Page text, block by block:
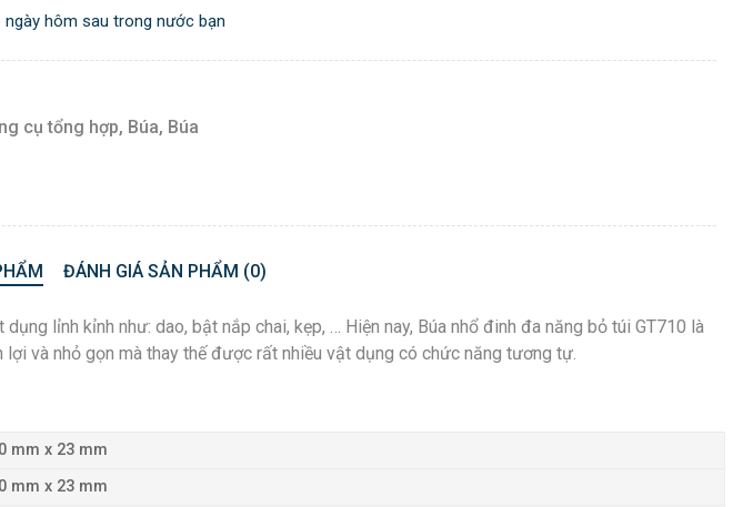
ngày hôm sau trong nước bạn
cụ tổng hợp, Búa, Búa
ĐÁNH GIÁ SẢN PHẨM (0)
lỉnh kỉnh như: dao, bật nắp chai, kẹp, … Hiện nay, Búa nhổ đinh đa năng bỏ túi GT710 là
và nhỏ gọn mà thay thế được rất nhiều vật dụng có chức năng tương tự.
mm x 23 mm
mm x 23 mm